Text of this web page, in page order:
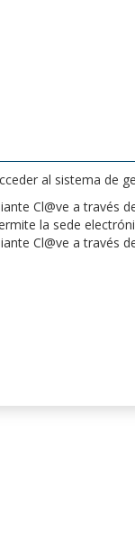
al sistema de
Cl@ve a través
la sede
Cl@ve a través